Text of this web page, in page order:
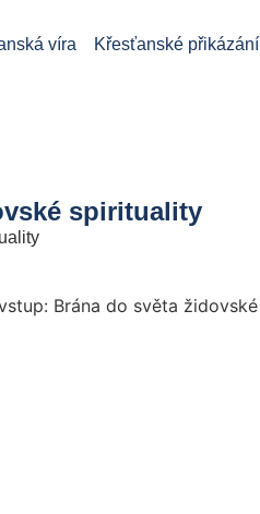
víra Křesťanské přikázání
spirituality